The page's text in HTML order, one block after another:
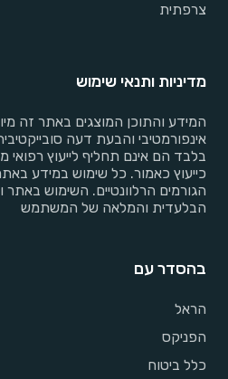
צרפתית
מדיניות ותנאי שימוש
המידע והתוכן המוצגים באתר זה
אינפורמטיבי והבעת דעה
בלבד הם אינם תחליף לייעוץ רפואי
כייעוץ כאמור. כל שימוש במידע
הגורמים הרלוונטיים. השימוש באתר
הבלעדית והמלאה של המשתמש
בהסדר עם
הראל
הפניקס
כלל ביטוח